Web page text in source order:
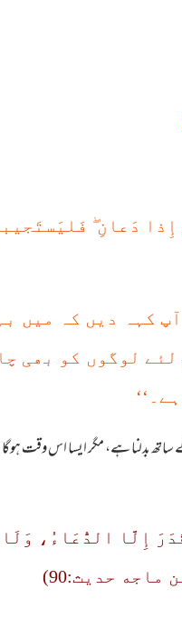
إِذا دَعانِۖ
کہہ دیں کہ میں
لوگوں کو بھی
ساتھ بدلنا ہے، مگر ایسا اس
إِلَّا الدُّعَاءُ،